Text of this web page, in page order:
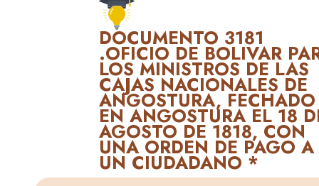
DOCUMENTO 3181
.OFICIO DE BOLIVAR
LOS MINISTROS DE LAS
CAJAS NACIONALES DE
ANGOSTURA, FECHADO
EN ANGOSTURA EL 18
AGOSTO DE 1818, CON
UNA ORDEN DE PAGO A
UN CIUDADANO *